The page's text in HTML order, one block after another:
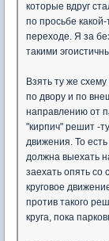
которые вдруг
по просьбе
переходе. Я за
такими
Взять ту же
по двору и по
направлению от
"кирпич" решит -
движения. То
должна выехать
заехать опять
круговое
против такого
круга, пока